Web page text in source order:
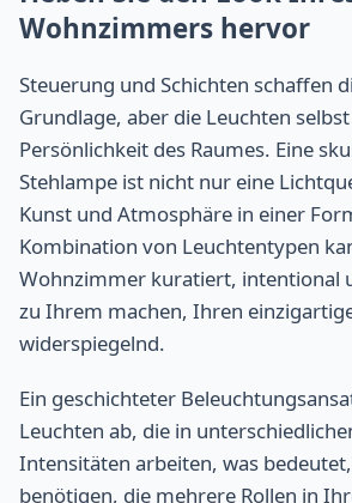
Wohnzimmers hervor
Steuerung und Schichten schaffen
Grundlage, aber die Leuchten
Persönlichkeit des Raumes. Eine
Stehlampe ist nicht nur eine
Kunst und Atmosphäre in einer
Kombination von Leuchtentypen
Wohnzimmer kuratiert, intentional
zu Ihrem machen, Ihren
widerspiegelnd.
Ein geschichteter
Leuchten ab, die in
Intensitäten arbeiten, was bedeutet,
benötigen, die mehrere Rollen in